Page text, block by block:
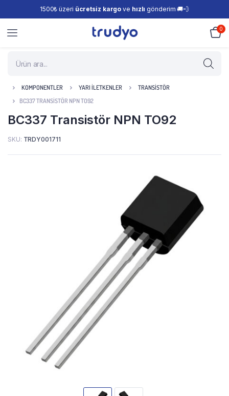
1500₺ üzeri ücretsiz kargo ve hızlı gönderim 🚚💨
0
KOMPONENTLER YARI İLETKENLER
TRANSISTÖR
BC337 TRANSISTÖR NPN TO92
BC337 Transistör NPN TO92
SKU: TRDY001711